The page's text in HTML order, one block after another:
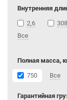
Внутренняя
2,6
308
Все
Полная масса,
750
Все
Гарантийная